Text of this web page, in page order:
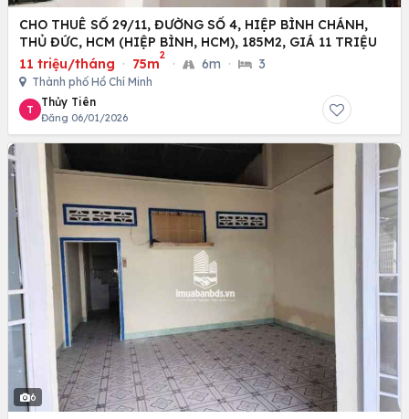
CHO THUÊ SỐ 29/11, ĐƯỜNG SỐ 4, HIỆP BÌNH CHÁNH,
THỦ ĐỨC, HCM (HIỆP BÌNH, HCM), 185M2, GIÁ 11 TRIỆU
11 triệu/tháng · 75m
2
· 6m · 3
Thành phố Hồ Chí Minh
T
Thủy Tiên
Đăng 06/01/2026
6